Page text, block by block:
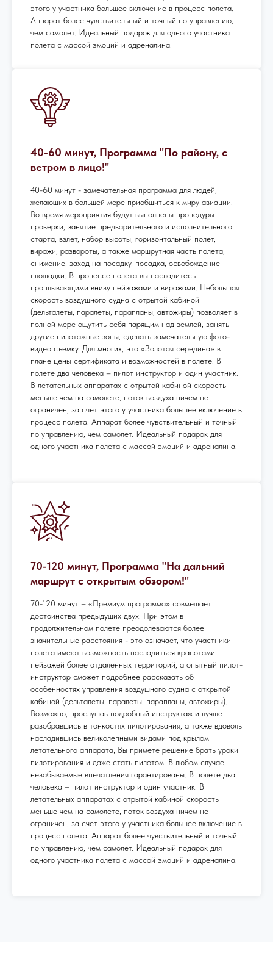
этого у участника большее включение в процесс полета.
Аппарат более чувствительный и точный по управлению,
чем самолет. Идеальный подарок для одного участника
полета с массой эмоций и адреналина.
40-60 минут, Программа "По району, с
ветром в лицо!"
40-60 минут - замечательная программа для людей,
желающих в большей мере приобщиться к миру авиации.
Во время мероприятия будут выполнены процедуры
проверки, занятие предварительного и исполнительного
старта, взлет, набор высоты, горизонтальный полет,
виражи, развороты, а также маршрутная часть полета,
снижение, заход на посадку, посадка, освобождение
площадки. В процессе полета вы насладитесь
проплывающими внизу пейзажами и виражами. Небольшая
скорость воздушного судна с отрытой кабиной
(дельталеты, паралеты, парапланы, автожиры) позволяет в
полной мере ощутить себя парящим над землей, занять
другие пилотажные зоны, сделать замечательную фото-
видео съемку. Для многих, это «Золотая середина» в
плане цены сертификата и возможностей в полете. В
полете два человека – пилот инструктор и один участник.
В летательных аппаратах с отрытой кабиной скорость
меньше чем на самолете, поток воздуха ничем не
ограничен, за счет этого у участника большее включение в
процесс полета. Аппарат более чувствительный и точный
по управлению, чем самолет. Идеальный подарок для
одного участника полета с массой эмоций и адреналина.
70-120 минут, Программа "На дальний
маршрут с открытым обзором!"
70-120 минут – «Премиум программа» совмещает
достоинства предыдущих двух. При этом в
продолжительном полете преодолеваются более
значительные расстояния - это означает, что участники
полета имеют возможность насладиться красотами
пейзажей более отдаленных территорий, а опытный пилот-
инструктор сможет подробнее рассказать об
особенностях управления воздушного судна с открытой
кабиной (дельталеты, паралеты, парапланы, автожиры).
Возможно, прослушав подробный инструктаж и лучше
разобравшись в тонкостях пилотирования, а также вдоволь
насладившись великолепными видами под крылом
летательного аппарата, Вы примете решение брать уроки
пилотирования и даже стать пилотом! В любом случае,
незабываемые впечатления гарантированы. В полете два
человека – пилот инструктор и один участник. В
летательных аппаратах с отрытой кабиной скорость
меньше чем на самолете, поток воздуха ничем не
ограничен, за счет этого у участника большее включение в
процесс полета. Аппарат более чувствительный и точный
по управлению, чем самолет. Идеальный подарок для
одного участника полета с массой эмоций и адреналина.